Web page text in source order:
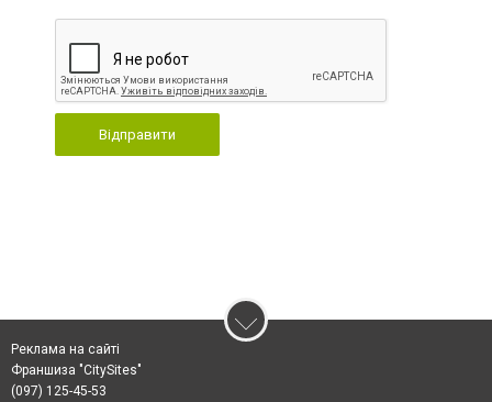
Відправити
Реклама на сайті
Франшиза "CitySites"
(097) 125-45-53